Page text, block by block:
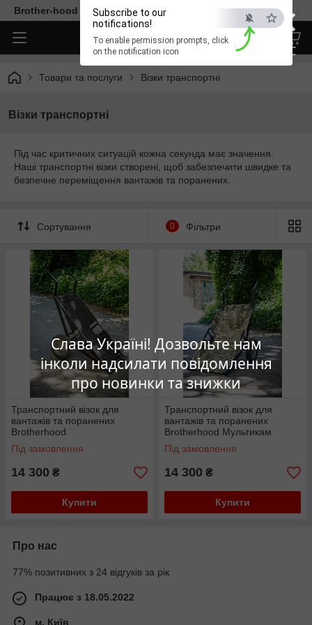
×
ESC
Слава Україні! Дозвольте нам
інколи надсилати повідомлення
про новинки та знижки
Subscribe to our
notifications!
To enable permission prompts, click
on the notification icon
Brother-hood - Одяг та аксесуари тільки від перевірених
Товари та послуги Візки транспортні
Візки транспортні
Під час критичних ситуацій кожна секунда має значення.
Наші транспортні візки створені, щоб забезпечити швидке та
безпечне переміщення вантажів та поранених.
Сортування 0 Фільтри
Транспортний візок для
вантажів та поранених
Brotherhood
Під замовлення
14 300 ₴
Купити
Транспортний візок для
вантажів та поранених
Brotherhood Мультикам
Під замовлення
14 300 ₴
Купити
Про нас
77% позитивних з 24 відгуків за рік
Працює з 18.05.2022
м. Київ